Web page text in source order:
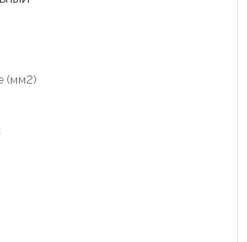
(мм2)